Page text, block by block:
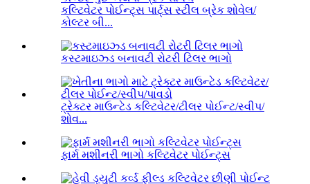
કલ્ટિવેટર પોઈન્ટ્સ પાર્ટ્સ સ્ટીલ બ્રેક શોવેલ/
કોલ્ટર બી...
કસ્ટમાઇઝ્ડ બનાવટી રોટરી ટિલર ભાગો
ટ્રેક્ટર માઉન્ટેડ કલ્ટિવેટર/ટીલર પોઈન્ટ/સ્વીપ/
શોવ...
ફાર્મ મશીનરી ભાગો કલ્ટિવેટર પોઈન્ટ્સ